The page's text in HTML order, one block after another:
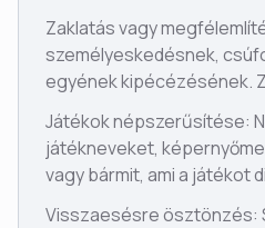
Zaklatás vagy
személyeskedésnek,
egyének kipécézésének.
Játékok népszerűsítése:
játékneveket,
vagy bármit, ami a játékot
Visszaesésre ösztönzés: